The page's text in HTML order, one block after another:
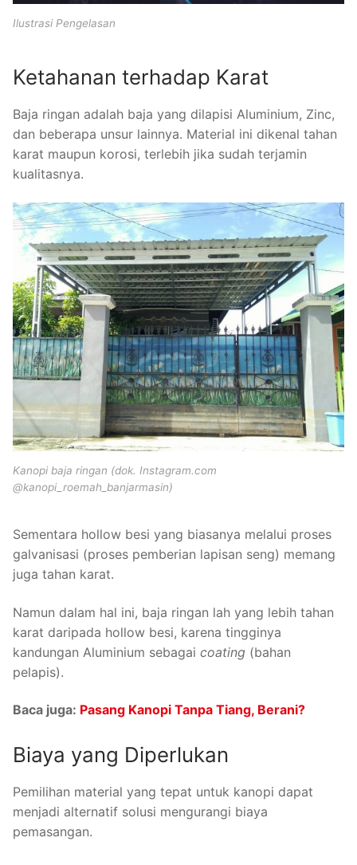
Ilustrasi Pengelasan
Ketahanan terhadap Karat
Baja ringan adalah baja yang dilapisi Aluminium, Zinc,
dan beberapa unsur lainnya. Material ini dikenal tahan
karat maupun korosi, terlebih jika sudah terjamin
kualitasnya.
Kanopi baja ringan (dok. Instagram.com
@kanopi_roemah_banjarmasin)
Sementara hollow besi yang biasanya melalui proses
galvanisasi (proses pemberian lapisan seng) memang
juga tahan karat.
Namun dalam hal ini, baja ringan lah yang lebih tahan
karat daripada hollow besi, karena tingginya
kandungan Aluminium sebagai coating (bahan
pelapis).
Baca juga: Pasang Kanopi Tanpa Tiang, Berani?
Biaya yang Diperlukan
Pemilihan material yang tepat untuk kanopi dapat
menjadi alternatif solusi mengurangi biaya
pemasangan.